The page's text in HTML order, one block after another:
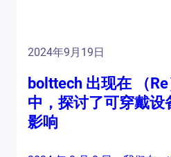
2024年9月19日
bolttech 出现在 （
中，探讨了可穿戴设
影响